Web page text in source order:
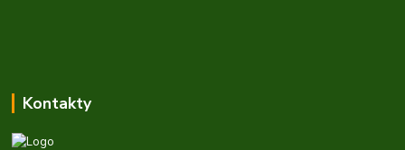
Kontakty